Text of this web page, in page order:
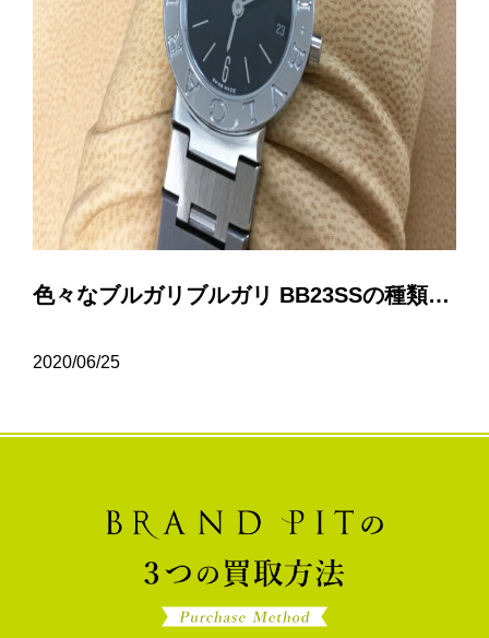
色々なブルガリブルガリ BB23SSの種類について…
2020/06/25